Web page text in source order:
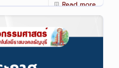
Read more